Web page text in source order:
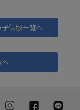
供服一覧へ